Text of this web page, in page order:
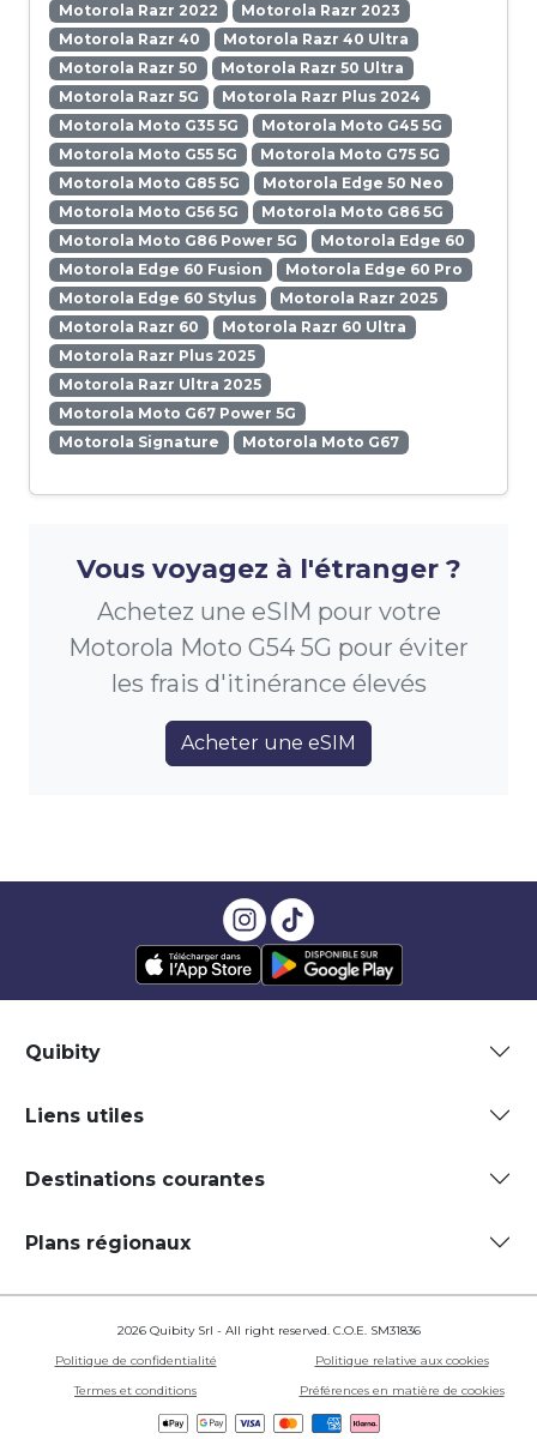
Motorola Razr 2022
Motorola Razr 2023
Motorola Razr 40
Motorola Razr 40 Ultra
Motorola Razr 50
Motorola Razr 50 Ultra
Motorola Razr 5G
Motorola Razr Plus 2024
Motorola Moto G35 5G
Motorola Moto G45 5G
Motorola Moto G55 5G
Motorola Moto G75 5G
Motorola Moto G85 5G
Motorola Edge 50 Neo
Motorola Moto G56 5G
Motorola Moto G86 5G
Motorola Moto G86 Power 5G
Motorola Edge 60
Motorola Edge 60 Fusion
Motorola Edge 60 Pro
Motorola Edge 60 Stylus
Motorola Razr 2025
Motorola Razr 60
Motorola Razr 60 Ultra
Motorola Razr Plus 2025
Motorola Razr Ultra 2025
Motorola Moto G67 Power 5G
Motorola Signature
Motorola Moto G67
Vous voyagez à l'étranger ?
Achetez une eSIM pour votre
Motorola Moto G54 5G pour éviter
les frais d'itinérance élevés
Acheter une eSIM
Quibity
Liens utiles
Destinations courantes
Plans régionaux
2026 Quibity Srl - All right reserved. C.O.E. SM31836
Politique de confidentialité
Politique relative aux cookies
Termes et conditions
Préférences en matière de cookies